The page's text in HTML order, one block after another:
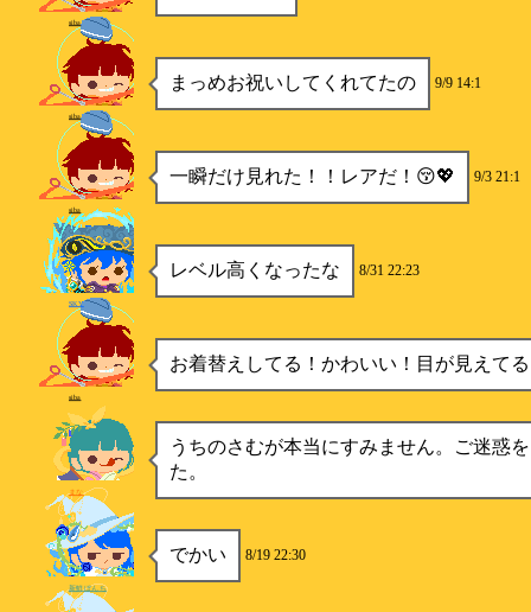
siba
まっめお祝いしてくれてたの 9/9 14:1
siba
一瞬だけ見れた！！レアだ！😚💖 9/3 21:1
siba
レベル高くなったな 8/31 22:23
SKY
お着替えしてる！かわいい！目が見えて
siba
うちのさむが本当にすみません。ご迷惑
た。
まな
でかい 8/19 22:30
新鮮ぼんち